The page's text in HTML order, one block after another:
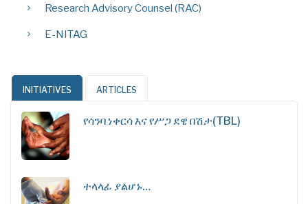
Research Advisory Counsel (RAC)
E-NITAG
INITIATIVES ARTICLES
የሳንባ ነቀርሳ እና የሥጋ ደዌ በሽታ(TBL)
ተላላፊ ያልሆኑ…